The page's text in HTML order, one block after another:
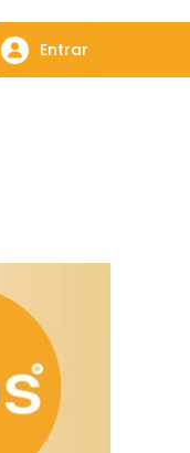
Entrar